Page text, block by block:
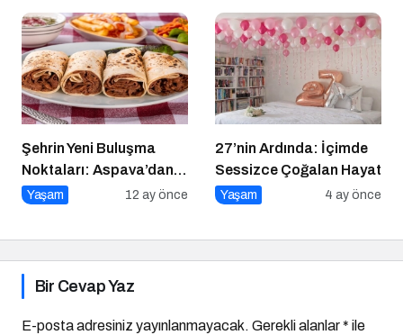
Şehrin Yeni Buluşma
Noktaları: Aspava’dan
Çifte Lezzet Durağı
Yaşam 12 ay önce
27’nin Ardında: İçimde
Sessizce Çoğalan Hayat
Yaşam 4 ay önce
Bir Cevap Yaz
E-posta adresiniz yayınlanmayacak. Gerekli alanlar* ile